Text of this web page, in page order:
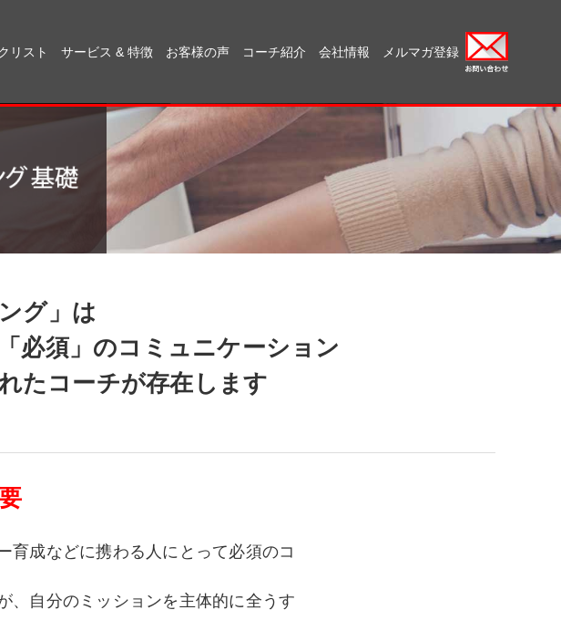
リスト サービス & 特徴 お客様の声 コーチ紹介 会社情報 メルマガ登録
グ」は
必須」のコミュニケーション
たコーチが存在します
育成などに携わる人にとって必須のコ
、自分のミッションを主体的に全うす